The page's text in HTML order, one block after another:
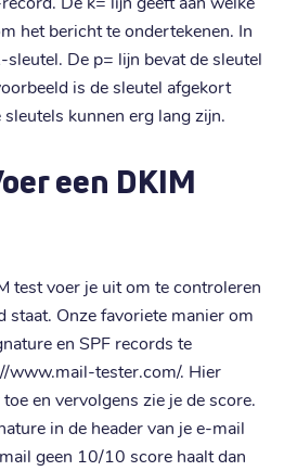
het bericht te ondertekenen. In
De p= lijn bevat de sleutel
is de sleutel afgekort
kunnen erg lang zijn.
een DKIM
test voer je uit om te controleren
staat. Onze favoriete manier om
en SPF records te
www.mail-tester.com/. Hier
en vervolgens zie je de score.
in de header van je e-mail
geen 10/10 score haalt dan